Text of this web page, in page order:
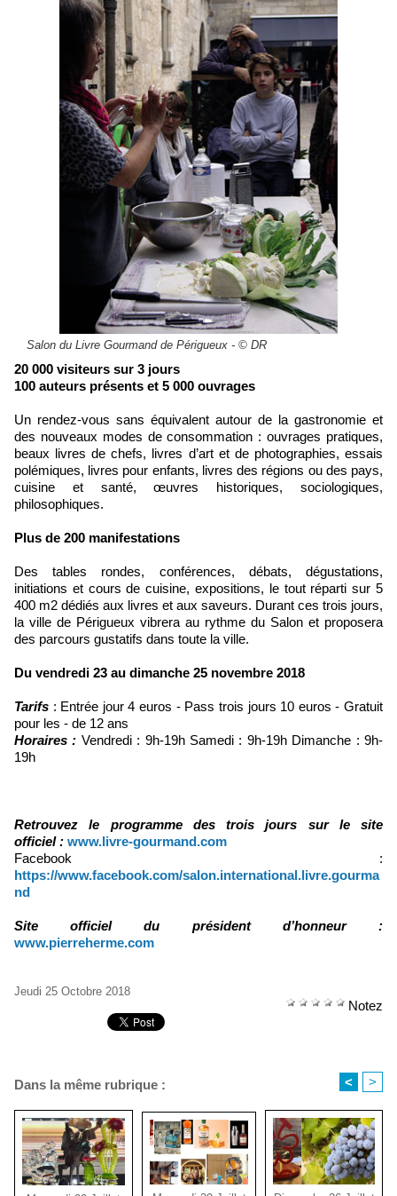
Salon du Livre Gourmand de Périgueux - © DR
20 000 visiteurs sur 3 jours
100 auteurs présents et 5 000 ouvrages
Un rendez-vous sans équivalent autour de la gastronomie et
des nouveaux modes de consommation : ouvrages pratiques,
beaux livres de chefs, livres d’art et de photographies, essais
polémiques, livres pour enfants, livres des régions ou des pays,
cuisine et santé, œuvres historiques, sociologiques,
philosophiques.
Plus de 200 manifestations
Des tables rondes, conférences, débats, dégustations,
initiations et cours de cuisine, expositions, le tout réparti sur 5
400 m2 dédiés aux livres et aux saveurs. Durant ces trois jours,
la ville de Périgueux vibrera au rythme du Salon et proposera
des parcours gustatifs dans toute la ville.
Du vendredi 23 au dimanche 25 novembre 2018
Tarifs : Entrée jour 4 euros - Pass trois jours 10 euros - Gratuit
pour les - de 12 ans
Horaires : Vendredi : 9h-19h Samedi : 9h-19h Dimanche : 9h-
19h
Retrouvez le programme des trois jours sur le site
officiel : www.livre-gourmand.com
Facebook :
https://www.facebook.com/salon.international.livre.gourma
nd
Site officiel du président d’honneur :
www.pierreherme.com
Jeudi 25 Octobre 2018
Notez
Dans la même rubrique : < >